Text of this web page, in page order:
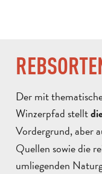
Der mit
Winzerpfad stellt
Vordergrund, aber
Quellen sowie die
umliegenden